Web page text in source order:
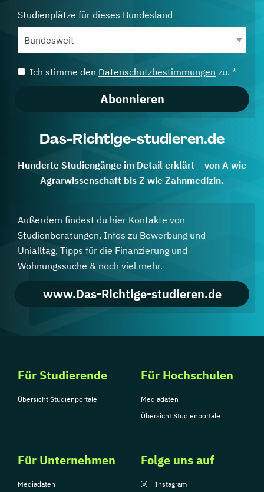
Studienplätze für dieses Bundesland
Ich stimme den Datenschutzbestimmungen zu. *
Abonnieren
Das-Richtige-studieren.de
Hunderte Studiengänge im Detail erklärt – von A wie
Agrarwissenschaft bis Z wie Zahnmedizin.
Außerdem findest du hier Kontakte von
Studienberatungen, Infos zu Bewerbung und
Unialltag, Tipps für die Finanzierung und
Wohnungssuche & noch viel mehr.
www.Das-Richtige-studieren.de
Für Studierende
Übersicht Studienportale
Für Hochschulen
Mediadaten
Übersicht Studienportale
Für Unternehmen
Mediadaten
Folge uns auf
Instagram